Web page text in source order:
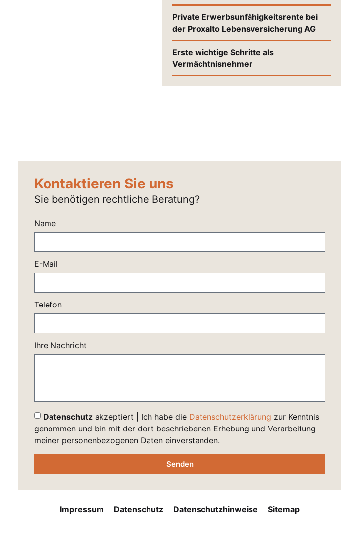
Private Erwerbsunfähigkeitsrente bei
der Proxalto Lebensversicherung AG
Erste wichtige Schritte als
Vermächtnisnehmer
Kontaktieren Sie uns
Sie benötigen rechtliche Beratung?
Name
E-Mail
Telefon
Ihre Nachricht
Datenschutz akzeptiert | Ich habe die Datenschutzerklärung zur Kenntnis
genommen und bin mit der dort beschriebenen Erhebung und Verarbeitung
meiner personenbezogenen Daten einverstanden.
Senden
Impressum Datenschutz Datenschutzhinweise Sitemap